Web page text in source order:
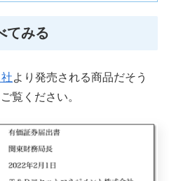
てみる
より発売される商品だそう
覧ください。